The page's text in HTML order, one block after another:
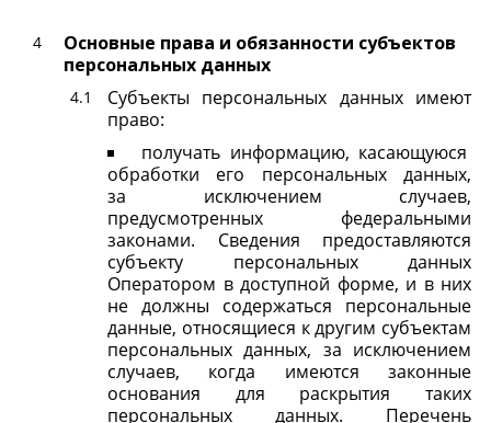
Основные права и обязанности субъектов
персональных данных
Субъекты персональных данных имеют
право:
получать информацию, касающуюся
обработки его персональных данных,
за исключением случаев,
предусмотренных федеральными
законами. Сведения предоставляются
субъекту персональных данных
Оператором в доступной форме, и в них
не должны содержаться персональные
данные, относящиеся к другим субъектам
персональных данных, за исключением
случаев, когда имеются законные
основания для раскрытия таких
персональных данных. Перечень